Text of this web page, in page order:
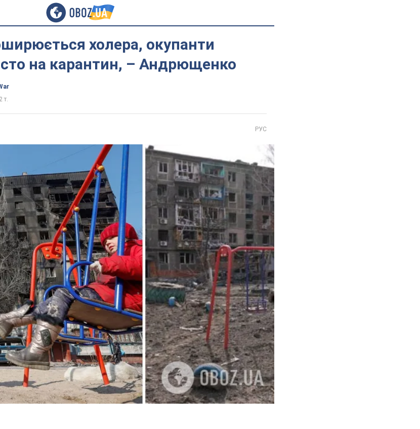
холера, окупанти
на карантин, – Андрющенко
т.
РУС